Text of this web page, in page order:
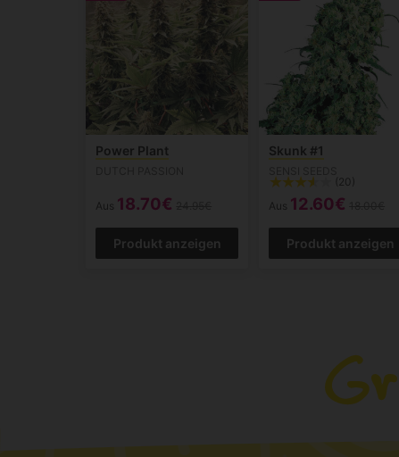
Power Plant
Aus 18.70€
Produkt anzeigen
Skunk #1
(20)
Aus 12.60€
Produkt anzeigen